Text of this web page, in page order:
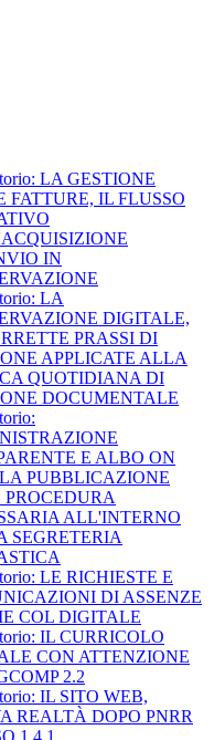
LA GESTIONE
FATTURE, IL FLUSSO
IN
LA
DIGITALE,
PRASSI DI
APPLICATE ALLA
QUOTIDIANA DI
DOCUMENTALE
E ALBO ON
PUBBLICAZIONE
PROCEDURA
ALL'INTERNO
SEGRETERIA
LE RICHIESTE E
DI ASSENZE
COL DIGITALE
IL CURRICOLO
CON ATTENZIONE
2.2
IL SITO WEB,
REALTÀ DOPO PNRR